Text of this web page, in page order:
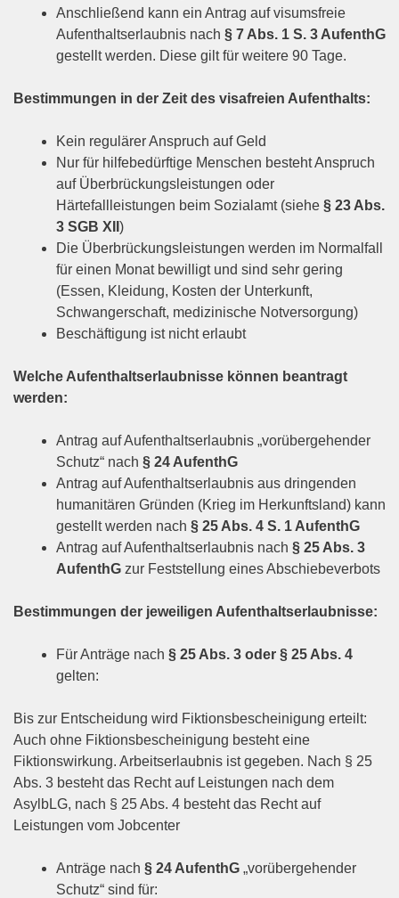
Anschließend kann ein Antrag auf visumsfreie
Aufenthaltserlaubnis nach § 7 Abs. 1 S. 3 AufenthG
gestellt werden. Diese gilt für weitere 90 Tage.
Bestimmungen in der Zeit des visafreien Aufenthalts:
Kein regulärer Anspruch auf Geld
Nur für hilfebedürftige Menschen besteht Anspruch
auf Überbrückungsleistungen oder
Härtefallleistungen beim Sozialamt (siehe § 23 Abs.
3 SGB XII )
Die Überbrückungsleistungen werden im Normalfall
für einen Monat bewilligt und sind sehr gering
(Essen, Kleidung, Kosten der Unterkunft,
Schwangerschaft, medizinische Notversorgung)
Beschäftigung ist nicht erlaubt
Welche Aufenthaltserlaubnisse können beantragt
werden:
Antrag auf Aufenthaltserlaubnis „vorübergehender
Schutz“ nach § 24 AufenthG
Antrag auf Aufenthaltserlaubnis aus dringenden
humanitären Gründen (Krieg im Herkunftsland) kann
gestellt werden nach § 25 Abs. 4 S. 1 AufenthG
Antrag auf Aufenthaltserlaubnis nach § 25 Abs. 3
AufenthG zur Feststellung eines Abschiebeverbots
Bestimmungen der jeweiligen Aufenthaltserlaubnisse:
Für Anträge nach § 25 Abs. 3 oder § 25 Abs. 4
gelten:
Bis zur Entscheidung wird Fiktionsbescheinigung erteilt:
Auch ohne Fiktionsbescheinigung besteht eine
Fiktionswirkung. Arbeitserlaubnis ist gegeben. Nach § 25
Abs. 3 besteht das Recht auf Leistungen nach dem
AsylbLG, nach § 25 Abs. 4 besteht das Recht auf
Leistungen vom Jobcenter
Anträge nach § 24 AufenthG „vorübergehender
Schutz“ sind für: